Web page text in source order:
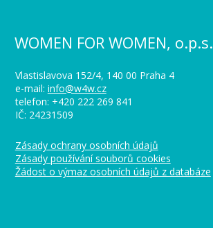
WOMEN FOR WOMEN, o.p.s.
Vlastislavova 152/4, 140 00 Praha 4
e-mail: info@w4w.cz
telefon: +420 222 269 841
IČ: 24231509
Zásady ochrany osobních údajů
Zásady používání souborů cookies
Žádost o výmaz osobních údajů z databáze